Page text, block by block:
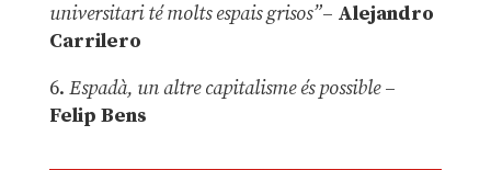
universitari té molts espais grisos”– Alejandro
Carrilero
6. Espadà, un altre capitalisme és possible –
Felip Bens